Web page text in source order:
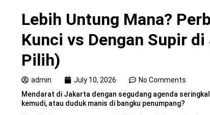
Lebih Untung Mana?
Kunci vs Dengan Supir
Pilih)
admin July 10, 2026
No Comments
Mendarat di Jakarta dengan segudang agenda
kemudi, atau duduk manis di bangku penumpang?